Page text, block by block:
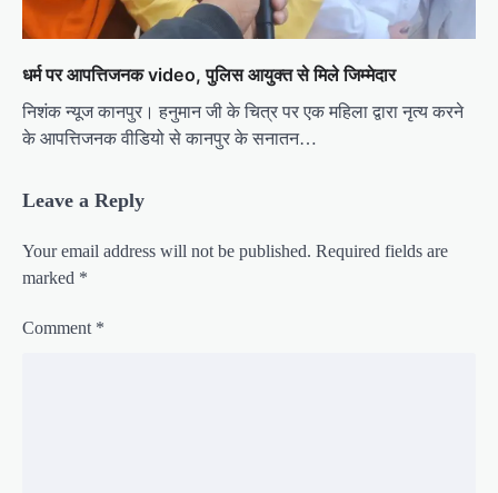
धर्म पर आपत्तिजनक video, पुलिस आयुक्त से मिले जिम्मेदार
निशंक न्यूज कानपुर। हनुमान जी के चित्र पर एक महिला द्वारा नृत्य करने
के आपत्तिजनक वीडियो से कानपुर के सनातन…
Leave a Reply
Your email address will not be published. Required fields are
marked *
Comment *